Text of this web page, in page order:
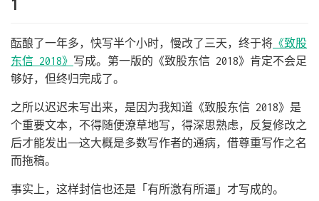
1
酝酿了一年多，快写半个小时，慢改了三天，终于将 《致股
东信 2018》 写成。第一版的《致股东信 2018》肯定不会足
够好，但终归完成了。
之所以迟迟未写出来，是因为我知道《致股东信 2018》是
个重要文本，不得随便潦草地写，得深思熟虑，反复修改之
后才能发出——这大概是多数写作者的通病，借尊重写作之名
而拖稿。
事实上，这样封信也还是「有所激有所逼」才写成的。